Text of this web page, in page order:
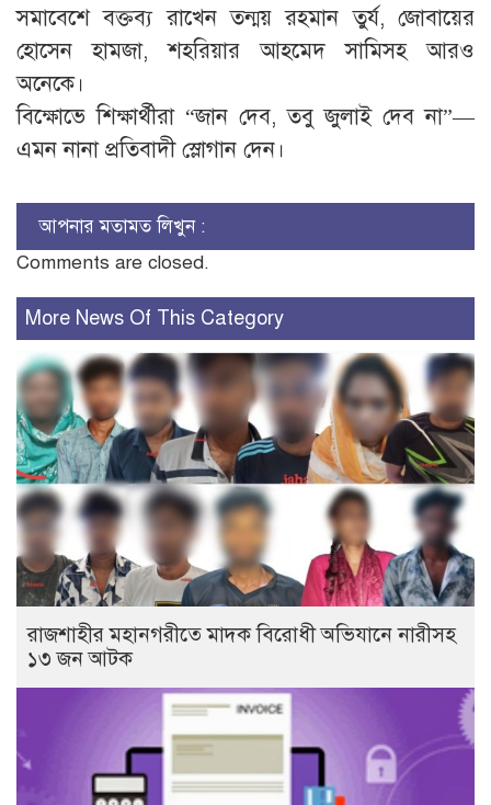
সমাবেশে বক্তব্য রাখেন তন্ময় রহমান তুর্য, জোবায়ের
হোসেন হামজা, শহরিয়ার আহমেদ সামিসহ আরও
অনেকে।
বিক্ষোভে শিক্ষার্থীরা “জান দেব, তবু জুলাই দেব না”—
এমন নানা প্রতিবাদী স্লোগান দেন।
আপনার মতামত লিখুন :
Comments are closed.
More News Of This Category
রাজশাহীর মহানগরীতে মাদক বিরোধী অভিযানে নারীসহ
১৩ জন আটক